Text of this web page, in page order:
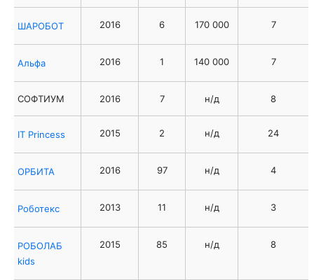
ШАРОБОТ 2016 6 170 000 7
Альфа 2016 1 140 000 7
СОФТИУМ 2016 7 н/д 8
IT Princess 2015 2 н/д 24
ОРБИТА 2016 97 н/д 4
Роботекс 2013 11 н/д 3
РОБОЛАБ
kids
2015 85 н/д 8